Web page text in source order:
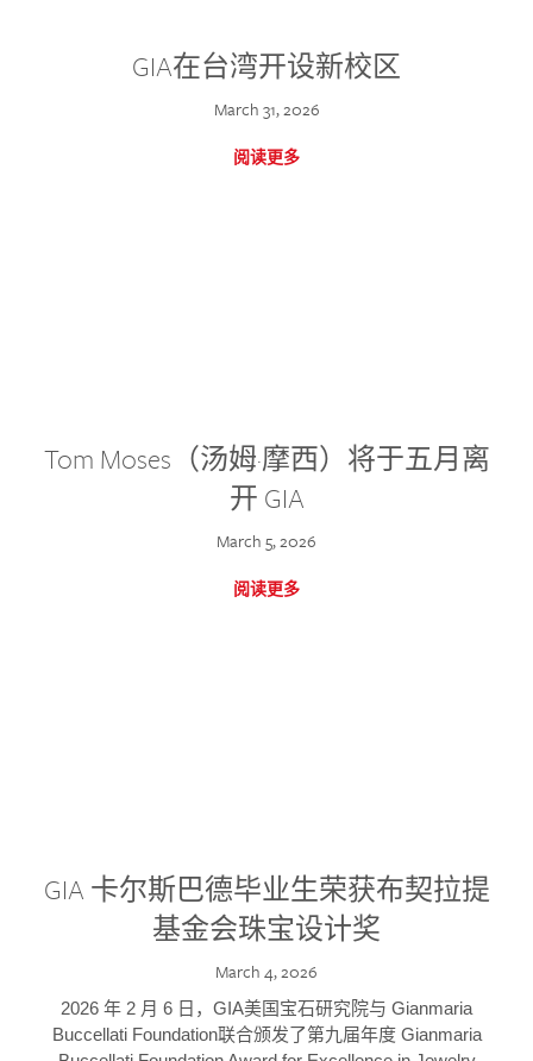
GIA在台湾开设新校区
March 31, 2026
阅读更多
Tom Moses（汤姆·摩西）将于五月离
开 GIA
March 5, 2026
阅读更多
GIA 卡尔斯巴德毕业生荣获布契拉提
基金会珠宝设计奖
March 4, 2026
2026 年 2 月 6 日，GIA美国宝石研究院与 Gianmaria
Buccellati Foundation联合颁发了第九届年度 Gianmaria